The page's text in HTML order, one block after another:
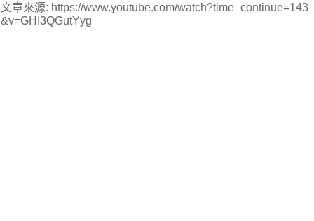
文章來源: https://www.youtube.com/watch?time_continue=143
&v=GHI3QGutYyg